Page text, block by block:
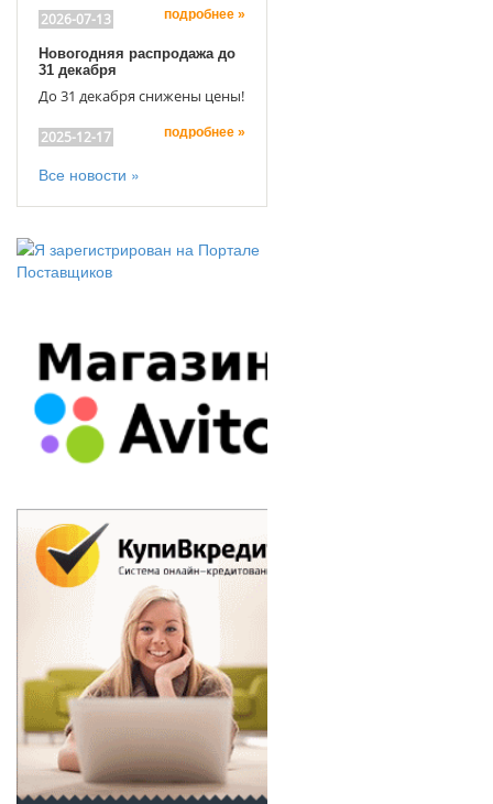
2026-07-13 подробнее »
Новогодняя распродажа до
31 декабря
До 31 декабря снижены цены!
2025-12-17 подробнее »
Все новости »